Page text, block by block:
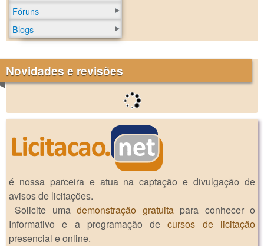
Fóruns
Blogs
Novidades e revisões
é nossa parceira e atua na captação e divulgação de
avisos de licitações.
Solicite umademonstração gratuitapara conhecer o
Informativo e a programação decursos de licitação
presencial e online.